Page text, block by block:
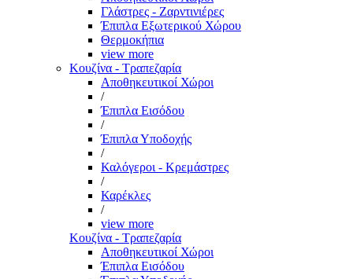
Γλάστρες - Ζαρντινιέρες
Έπιπλα Εξωτερικού Χώρου
Θερμοκήπια
view more
Κουζίνα - Τραπεζαρία
Αποθηκευτικοί Χώροι
/
Έπιπλα Εισόδου
/
Έπιπλα Υποδοχής
/
Καλόγεροι - Κρεμάστρες
/
Καρέκλες
/
view more
Κουζίνα - Τραπεζαρία
Αποθηκευτικοί Χώροι
Έπιπλα Εισόδου